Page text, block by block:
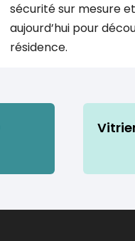
sécurité sur mesure
aujourd’hui pour
résidence.